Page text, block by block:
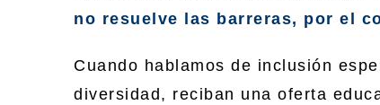
no resuelve las barreras, por el
Cuando hablamos de inclusión
diversidad, reciban una oferta